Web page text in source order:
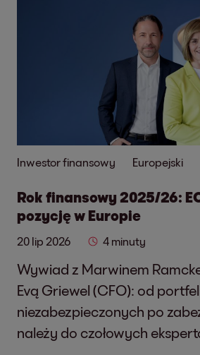
Inwestor finansowy Europejski
Rok finansowy 2025/26:
pozycję w Europie
20 lip 2026 4 minuty
Wywiad z Marwinem
Evą Griewel (CFO): od
niezabezpieczonych po
należy do czołowych